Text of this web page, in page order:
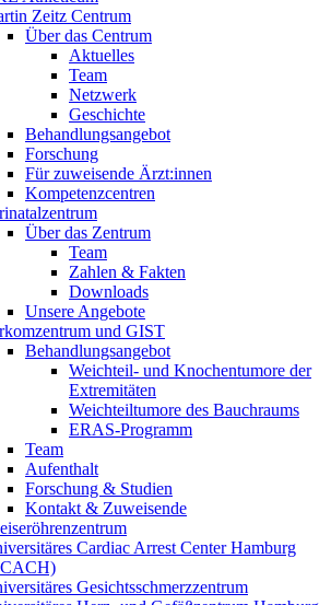
Zeitz Centrum
Über das Centrum
Aktuelles
Team
Netzwerk
Geschichte
Behandlungsangebot
Forschung
Für zuweisende Ärzt:innen
Kompetenzcentren
Über das Zentrum
Team
Zahlen & Fakten
Downloads
Unsere Angebote
und GIST
Behandlungsangebot
Weichteil- und Knochentumore der
Extremitäten
Weichteiltumore des Bauchraums
ERAS-Programm
Team
Aufenthalt
Forschung & Studien
Kontakt & Zuweisende
Cardiac Arrest Center Hamburg
Gesichtsschmerzzentrum